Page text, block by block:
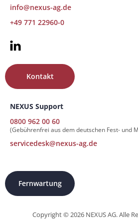
info@nexus-ag.de
+49 771 22960-0
NEXUS Support
0800 962 00 60
(Gebührenfrei aus dem deutschen Fest- und
servicedesk@nexus-ag.de
Kontakt
Fernwartung
Copyright © 2026 NEXUS AG. Alle